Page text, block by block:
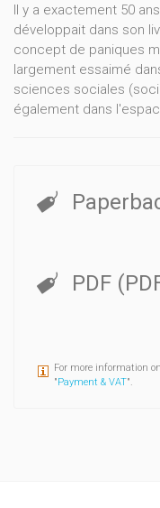
Il y a exactement 50
développait dans son
concept de paniques
largement essaimé
sciences sociales
également dans
PDF
For more information
"Payment & VAT".